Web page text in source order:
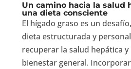
Un camino hacia la salud
una dieta consciente
El hígado graso es un
dieta estructurada y
recuperar la salud hepática
bienestar general.